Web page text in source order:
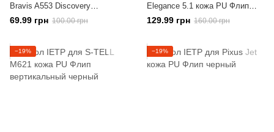
Bravis A553 Discovery
закаленное 9H 2.5d
69.99 грн 100.00 грн
Elegance 5.1 кожа PU Флип
вертикальный черный
129.99 грн 160.00 грн
−19% −19%